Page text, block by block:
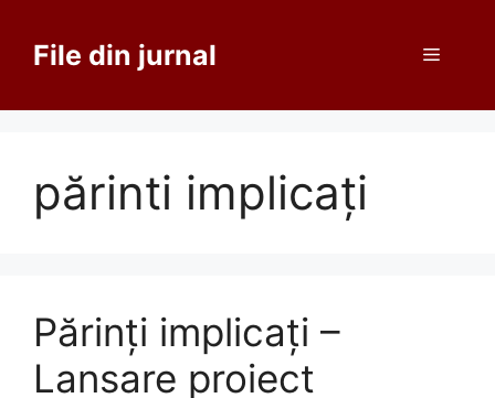
conținutFile din jurnal Meniu
părinti implicați
Părinți implicați –
Lansare proiect